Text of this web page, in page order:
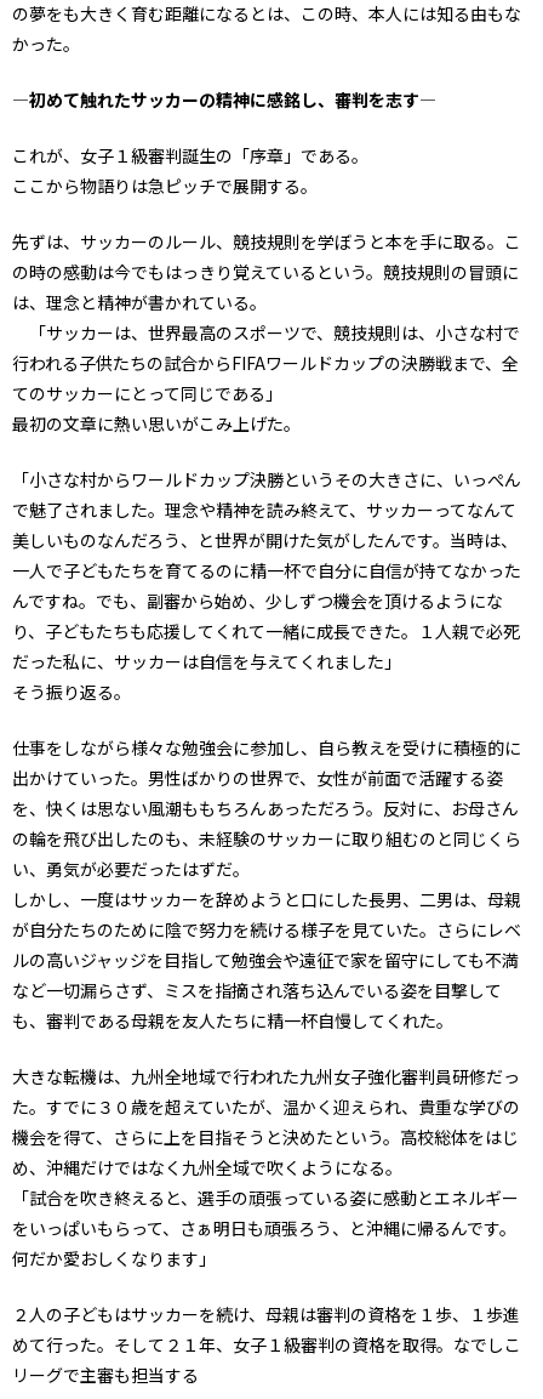
の夢をも大きく育む距離になるとは、この時、本人には知る由もな
かった。
―初めて触れたサッカーの精神に感銘し、審判を志す―
これが、女子１級審判誕生の「序章」である。
ここから物語りは急ピッチで展開する。
先ずは、サッカーのルール、競技規則を学ぼうと本を手に取る。こ
の時の感動は今でもはっきり覚えているという。競技規則の冒頭に
は、理念と精神が書かれている。
「サッカーは、世界最高のスポーツで、競技規則は、小さな村で
行われる子供たちの試合からFIFAワールドカップの決勝戦まで、全
てのサッカーにとって同じである」
最初の文章に熱い思いがこみ上げた。
「小さな村からワールドカップ決勝というその大きさに、いっぺん
で魅了されました。理念や精神を読み終えて、サッカーってなんて
美しいものなんだろう、と世界が開けた気がしたんです。当時は、
一人で子どもたちを育てるのに精一杯で自分に自信が持てなかった
んですね。でも、副審から始め、少しずつ機会を頂けるようにな
り、子どもたちも応援してくれて一緒に成長できた。１人親で必死
だった私に、サッカーは自信を与えてくれました」
そう振り返る。
仕事をしながら様々な勉強会に参加し、自ら教えを受けに積極的に
出かけていった。男性ばかりの世界で、女性が前面で活躍する姿
を、快くは思ない風潮ももちろんあっただろう。反対に、お母さん
の輪を飛び出したのも、未経験のサッカーに取り組むのと同じくら
い、勇気が必要だったはずだ。
しかし、一度はサッカーを辞めようと口にした長男、二男は、母親
が自分たちのために陰で努力を続ける様子を見ていた。さらにレベ
ルの高いジャッジを目指して勉強会や遠征で家を留守にしても不満
など一切漏らさず、ミスを指摘され落ち込んでいる姿を目撃して
も、審判である母親を友人たちに精一杯自慢してくれた。
大きな転機は、九州全地域で行われた九州女子強化審判員研修だっ
た。すでに３０歳を超えていたが、温かく迎えられ、貴重な学びの
機会を得て、さらに上を目指そうと決めたという。高校総体をはじ
め、沖縄だけではなく九州全域で吹くようになる。
「試合を吹き終えると、選手の頑張っている姿に感動とエネルギー
をいっぱいもらって、さぁ明日も頑張ろう、と沖縄に帰るんです。
何だか愛おしくなります」
２人の子どもはサッカーを続け、母親は審判の資格を１歩、１歩進
めて行った。そして２１年、女子１級審判の資格を取得。なでしこ
リーグで主審も担当する